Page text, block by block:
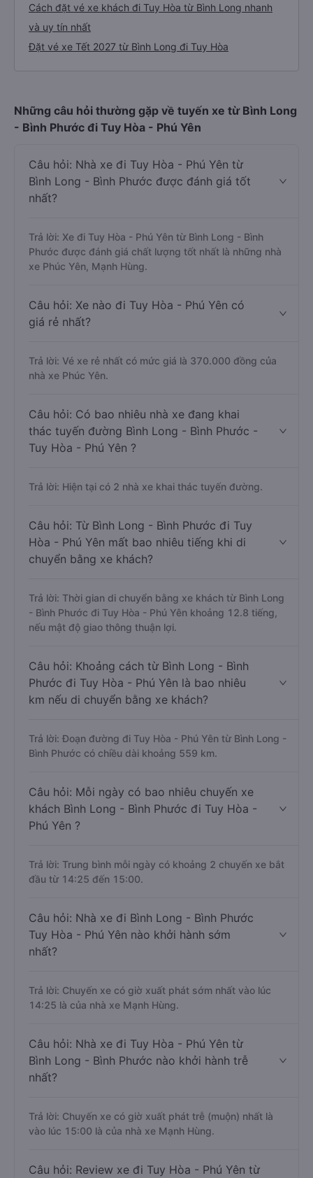
Cách đặt vé xe khách đi Tuy Hòa từ Bình Long nhanh
và uy tín nhất
Đặt vé xe Tết 2027 từ Bình Long đi Tuy Hòa
Những câu hỏi thường gặp về tuyến xe từ Bình Long
- Bình Phước đi Tuy Hòa - Phú Yên
Câu hỏi: Nhà xe đi Tuy Hòa - Phú Yên từ
Bình Long - Bình Phước được đánh giá tốt
nhất?
Trả lời: Xe đi Tuy Hòa - Phú Yên từ Bình Long - Bình
Phước được đánh giá chất lượng tốt nhất là những nhà
xe Phúc Yên, Mạnh Hùng.
Câu hỏi: Xe nào đi Tuy Hòa - Phú Yên có
giá rẻ nhất?
Trả lời: Vé xe rẻ nhất có mức giá là 370.000 đồng của
nhà xe Phúc Yên.
Câu hỏi: Có bao nhiêu nhà xe đang khai
thác tuyến đường Bình Long - Bình Phước -
Tuy Hòa - Phú Yên ?
Trả lời: Hiện tại có 2 nhà xe khai thác tuyến đường.
Câu hỏi: Từ Bình Long - Bình Phước đi Tuy
Hòa - Phú Yên mất bao nhiêu tiếng khi di
chuyển bằng xe khách?
Trả lời: Thời gian di chuyển bằng xe khách từ Bình Long
- Bình Phước đi Tuy Hòa - Phú Yên khoảng 12.8 tiếng,
nếu mật độ giao thông thuận lợi.
Câu hỏi: Khoảng cách từ Bình Long - Bình
Phước đi Tuy Hòa - Phú Yên là bao nhiêu
km nếu di chuyển bằng xe khách?
Trả lời: Đoạn đường đi Tuy Hòa - Phú Yên từ Bình Long -
Bình Phước có chiều dài khoảng 559 km.
Câu hỏi: Mỗi ngày có bao nhiêu chuyến xe
khách Bình Long - Bình Phước đi Tuy Hòa -
Phú Yên ?
Trả lời: Trung bình mỗi ngày có khoảng 2 chuyến xe bắt
đầu từ 14:25 đến 15:00.
Câu hỏi: Nhà xe đi Bình Long - Bình Phước
Tuy Hòa - Phú Yên nào khởi hành sớm
nhất?
Trả lời: Chuyến xe có giờ xuất phát sớm nhất vào lúc
14:25 là của nhà xe Mạnh Hùng.
Câu hỏi: Nhà xe đi Tuy Hòa - Phú Yên từ
Bình Long - Bình Phước nào khởi hành trễ
nhất?
Trả lời: Chuyến xe có giờ xuất phát trễ (muộn) nhất là
vào lúc 15:00 là của nhà xe Mạnh Hùng.
Câu hỏi: Review xe đi Tuy Hòa - Phú Yên từ